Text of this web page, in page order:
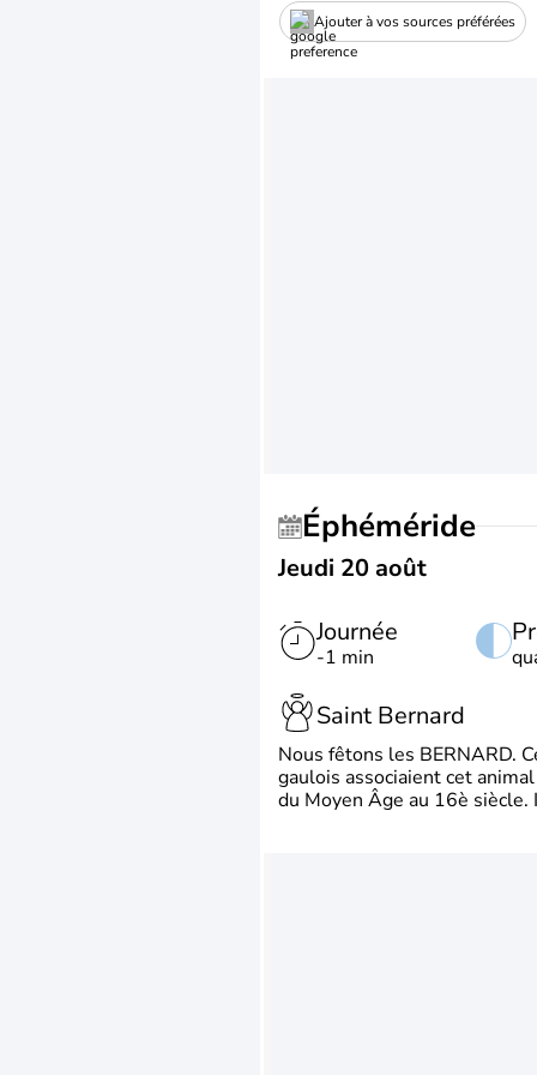
Ajouter à vos sources préférées
Éphéméride
Jeudi 20 août
Journée
-1 min
Saint Bernard
Nous fêtons les BERNARD.
gaulois associaient cet
du Moyen Âge au 16è